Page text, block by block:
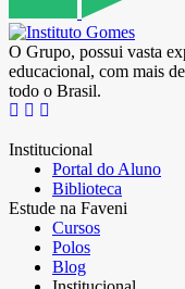
O Grupo, possui vasta
educacional, com mais
todo o Brasil.
Institucional
Portal do Aluno
Biblioteca
Estude na Faveni
Cursos
Polos
Blog